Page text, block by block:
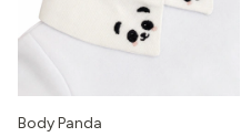
Body Panda